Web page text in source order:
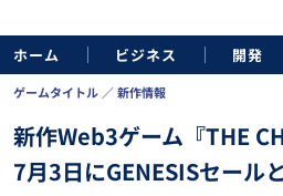
ホーム ビジネス 開発
新作Web3ゲーム『THE
7月3日にGENESISセール
ゲームタイトル 新作情報